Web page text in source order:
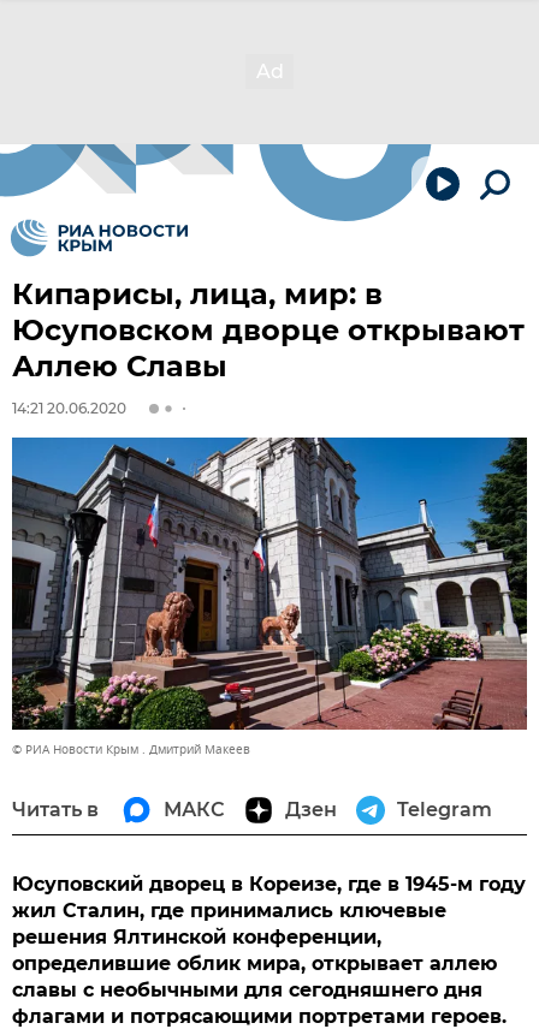
Кипарисы, лица, мир: в
Юсуповском дворце открывают
Аллею Славы
14:21 20.06.2020
© РИА Новости Крым . Дмитрий Макеев
Читать в МАКС Дзен Telegram
Юсуповский дворец в Кореизе, где в 1945-м году
жил Сталин, где принимались ключевые
решения Ялтинской конференции,
определившие облик мира, открывает аллею
славы с необычными для сегодняшнего дня
флагами и потрясающими портретами героев.